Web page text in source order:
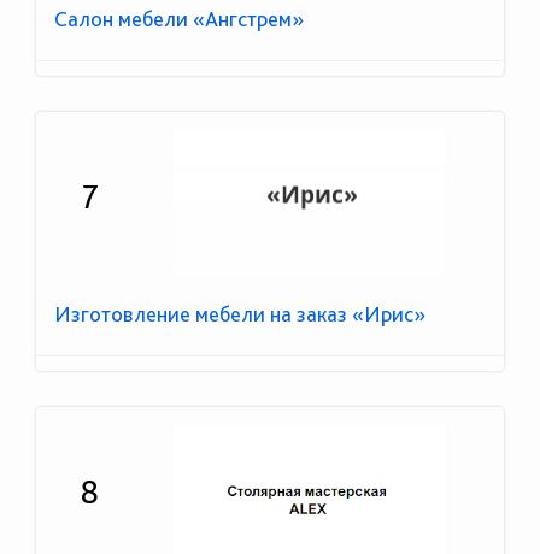
Салон мебели «Ангстрем»
7
Изготовление мебели на заказ «Ирис»
8